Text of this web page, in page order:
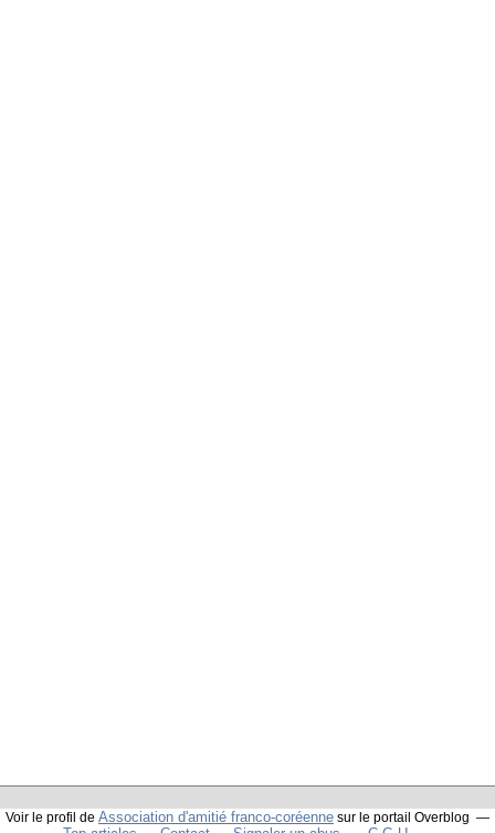
Voir le profil de Association d'amitié franco-coréenne sur le portail Overblog